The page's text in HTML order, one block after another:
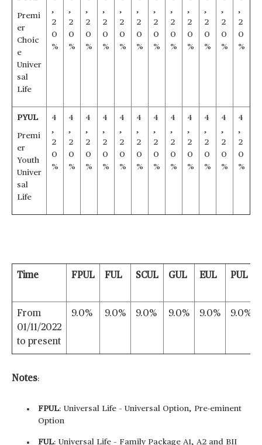
Premi
er
Choic
e
Univer
sal
Life
,
2
0
%
,
2
0
%
,
2
0
%
,
2
0
%
,
2
0
%
,
2
0
%
,
2
0
%
,
2
0
%
,
2
0
%
,
2
0
%
,
2
0
%
,
2
0
%
PYUL
Premi
er
Youth
Univer
sal
Life
4
,
2
0
%
4
,
2
0
%
4
,
2
0
%
4
,
2
0
%
4
,
2
0
%
4
,
2
0
%
4
,
2
0
%
4
,
2
0
%
4
,
2
0
%
4
,
2
0
%
4
,
2
0
%
4
,
2
0
%
Time FPUL FUL SCUL GUL EUL PUL
From
01/11/2022
to present
9.0% 9.0% 9.0% 9.0% 9.0% 9.0%
Notes:
FPUL: Universal Life – Universal Option, Pre-eminent
Option
FUL: Universal Life – Family Package A1, A2 and BII